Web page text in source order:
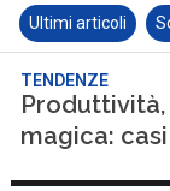
Ultimi articoli
TENDENZE
Produttività,
magica: